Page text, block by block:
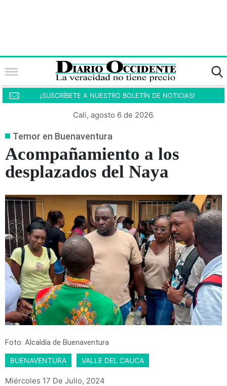
¡SUSCRÍBETE A NUESTRO BOLETÍN DE NOTICIAS!
Cali, agosto 6 de 2026.
Temor en Buenaventura
Acompañamiento a los
desplazados del Naya
Foto: Alcaldía de Buenaventura
BUENAVENTURA VALLE DEL CAUCA
Miércoles 17 De Julio, 2024